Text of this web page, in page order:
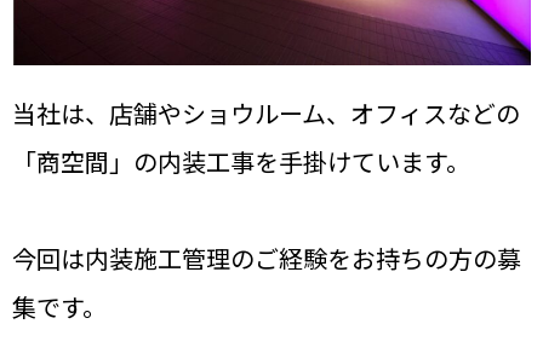
当社は、店舗やショウルーム、オフィスなどの
「商空間」の内装工事を手掛けています。
今回は内装施工管理のご経験をお持ちの方の募
集です。